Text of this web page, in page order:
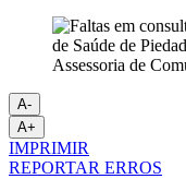
Assessoria de
A-
A+
IMPRIMIR
REPORTAR ERROS